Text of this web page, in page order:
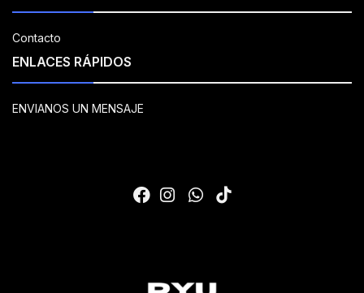
Contacto
ENLACES RÁPIDOS
ENVIANOS UN MENSAJE